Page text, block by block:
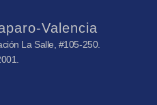
Valencia
La Salle, #105-250.